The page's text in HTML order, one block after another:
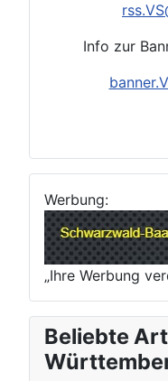
rss.VS
Info zur
Werbung:
„Ihre Werbung
Beliebte